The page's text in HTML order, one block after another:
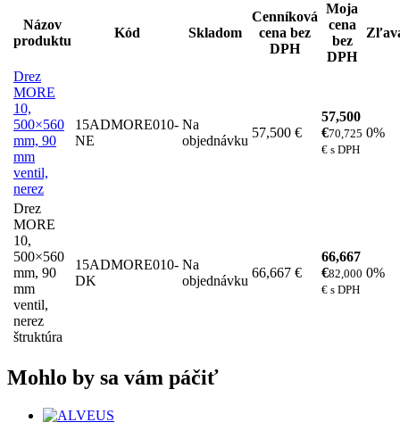
Názov
produktu
Kód Skladom
Cenníková
cena bez
DPH
Moja
cena
bez
DPH
Drez
MORE
10,
500×560
mm, 90
mm
ventil,
nerez
15ADMORE010-
NE
Na
objednávku
57,500 €
57,500
€70,725
€ s DPH
0%
Drez
MORE
10,
500×560
mm, 90
mm
ventil,
nerez
štruktúra
15ADMORE010-
DK
Na
objednávku
66,667 €
66,667
€82,000
€ s DPH
0%
Mohlo by sa vám páčiť